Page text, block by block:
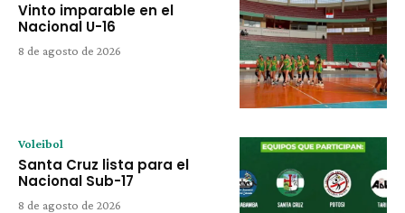
Vinto imparable en el
Nacional U-16
8 de agosto de 2026
Voleibol
Santa Cruz lista para el
Nacional Sub-17
8 de agosto de 2026